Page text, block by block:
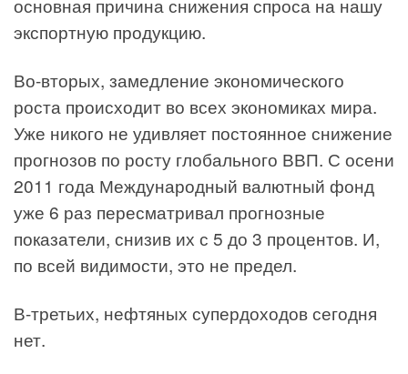
основная причина снижения спроса на нашу
экспортную продукцию.
Во-вторых, замедление экономического
роста происходит во всех экономиках мира.
Уже никого не удивляет постоянное снижение
прогнозов по росту глобального ВВП. С осени
2011 года Международный валютный фонд
уже 6 раз пересматривал прогнозные
показатели, снизив их с 5 до 3 процентов. И,
по всей видимости, это не предел.
В-третьих, нефтяных супердоходов сегодня
нет.